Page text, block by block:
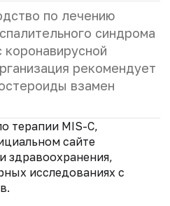
по лечению
синдрома
коронавирусной
рекомендует
взамен
терапии MIS-C,
сайте
здравоохранения,
исследованиях с